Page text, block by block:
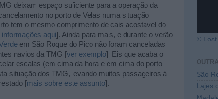
deixam espaço suficiente para a operação da
no porto de Velas numa situação
tem o mesmo comprimento de cais acostável do
informações aqui]. Ainda para mais, e durante o verão
em São Roque do Pico não foram canceladas
navios da TMG [ver exemplo]. Eis que acaba o
escalas (em cima da hora e em cima do porto,
situação dos TMG, levando muitos passageiros à
[mais sobre este assunto].
© Lost
São
Lajes